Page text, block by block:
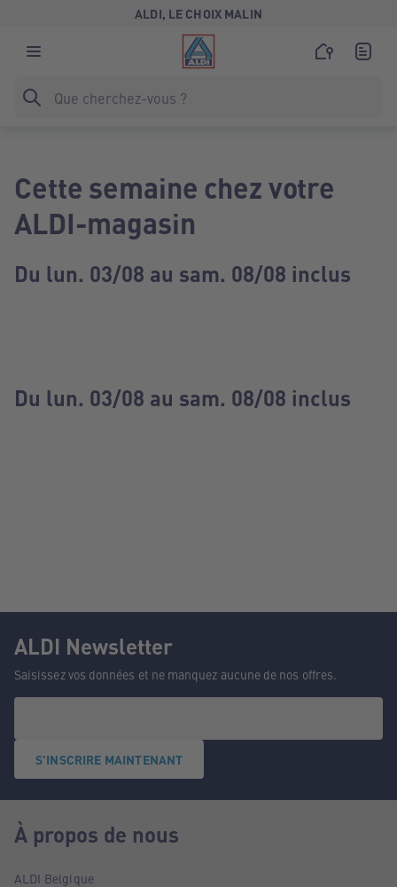
ALDI, LE CHOIX MALIN
Cette semaine chez votre
ALDI-magasin
Du lun. 03/08 au sam. 08/08 inclus
Du lun. 03/08 au sam. 08/08 inclus
ALDI Newsletter
Saisissez vos données et ne manquez aucune de nos offres.
S'INSCRIRE MAINTENANT
À propos de nous
ALDI Belgique